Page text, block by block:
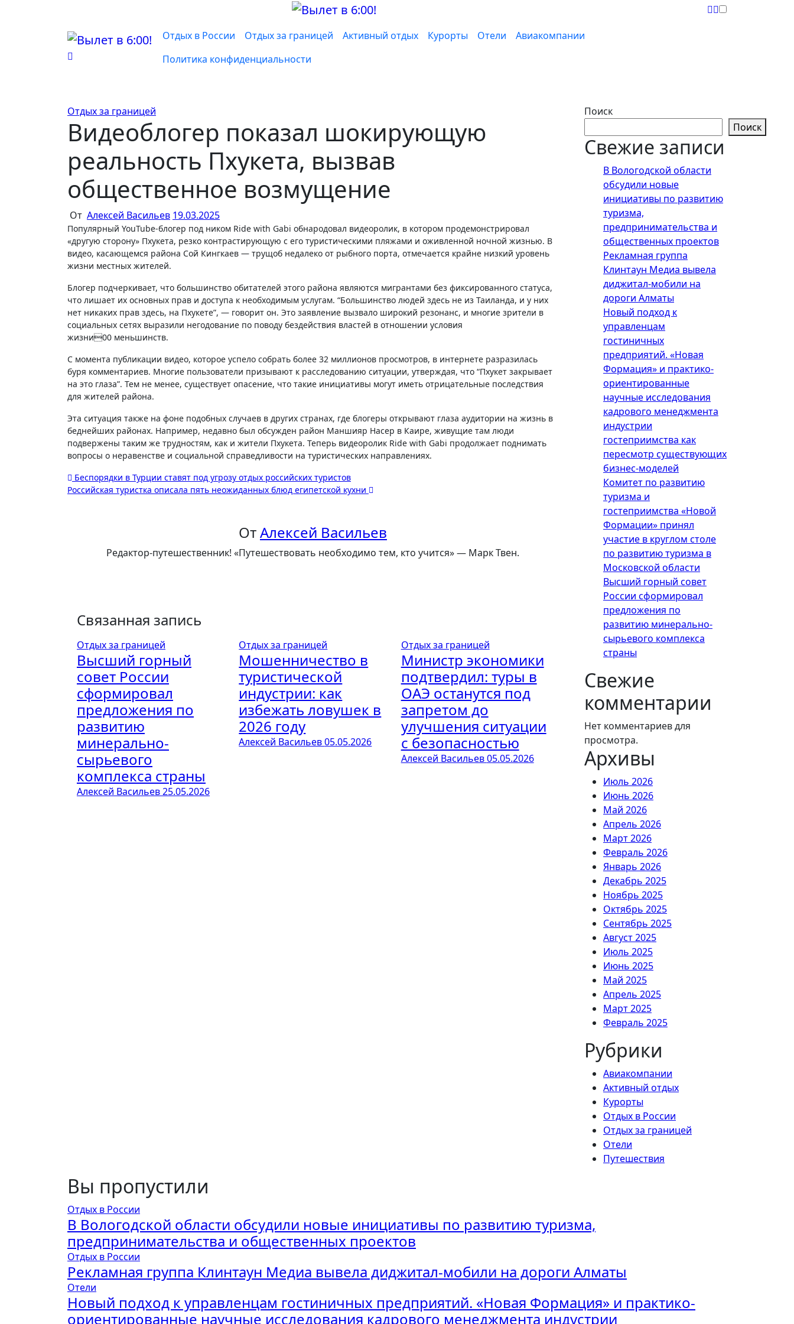
Отдых в России Отдых за границей Активный отдых Курорты Отели
Авиакомпании
Политика конфиденциальности
Отдых за границей
Видеоблогер показал шокирующую
реальность Пхукета, вызвав
общественное возмущение
От Алексей Васильев 19.03.2025
Популярный YouTube-блогер под ником Ride with Gabi обнародовал видеоролик, в котором продемонстрировал
«другую сторону» Пхукета, резко контрастирующую с его туристическими пляжами и оживленной ночной жизнью. В
видео, касающемся района Сой Кингкаев — трущоб недалеко от рыбного порта, отмечается крайне низкий уровень
жизни местных жителей.
Блогер подчеркивает, что большинство обитателей этого района являются мигрантами без фиксированного статуса,
что лишает их основных прав и доступа к необходимым услугам. “Большинство людей здесь не из Таиланда, и у них
нет никаких прав здесь, на Пхукете”, — говорит он. Это заявление вызвало широкий резонанс, и многие зрители в
социальных сетях выразили негодование по поводу бездействия властей в отношении условия
жизни00 меньшинств.
С момента публикации видео, которое успело собрать более 32 миллионов просмотров, в интернете разразилась
буря комментариев. Многие пользователи призывают к расследованию ситуации, утверждая, что “Пхукет закрывает
на это глаза”. Тем не менее, существует опасение, что такие инициативы могут иметь отрицательные последствия
для жителей района.
Эта ситуация также на фоне подобных случаев в других странах, где блогеры открывают глаза аудитории на жизнь в
беднейших районах. Например, недавно был обсужден район Маншияр Насер в Каире, живущие там люди
подвержены таким же трудностям, как и жители Пхукета. Теперь видеоролик Ride with Gabi продолжает поднимать
вопросы о неравенстве и социальной справедливости на туристических направлениях.
Навигация
Беспорядки в Турции ставят под угрозу отдых российских туристов
Российская туристка описала пять неожиданных блюд египетской кухни
ОтАлексей Васильев
Редактор-путешественник! «Путешествовать необходимо тем, кто учится» — Марк Твен.
Связанная запись
Отдых за границей
Высший горный
совет России
сформировал
предложения по
развитию
минерально-
сырьевого
комплекса страны
Алексей Васильев25.05.2026
Отдых за границей
Мошенничество в
туристической
индустрии: как
избежать ловушек в
2026 году
Алексей Васильев05.05.2026
Отдых за границей
Министр экономики
подтвердил: туры в
ОАЭ останутся под
запретом до
улучшения ситуации
с безопасностью
Алексей Васильев05.05.2026
Поиск
Поиск
Свежие записи
В Вологодской области
обсудили новые
инициативы по развитию
туризма,
предпринимательства и
общественных проектов
Рекламная группа
Клинтаун Медиа вывела
диджитал-мобили на
дороги Алматы
Новый подход к
управленцам
гостиничных
предприятий. «Новая
Формация» и практико-
ориентированные
научные исследования
кадрового менеджмента
индустрии
гостеприимства как
пересмотр существующих
бизнес-моделей
Комитет по развитию
туризма и
гостеприимства «Новой
Формации» принял
участие в круглом столе
по развитию туризма в
Московской области
Высший горный совет
России сформировал
предложения по
развитию минерально-
сырьевого комплекса
страны
Свежие
комментарии
Нет комментариев для
просмотра.
Архивы
Июль 2026
Июнь 2026
Май 2026
Апрель 2026
Март 2026
Февраль 2026
Январь 2026
Декабрь 2025
Ноябрь 2025
Октябрь 2025
Сентябрь 2025
Август 2025
Июль 2025
Июнь 2025
Май 2025
Апрель 2025
Март 2025
Февраль 2025
Рубрики
Авиакомпании
Активный отдых
Курорты
Отдых в России
Отдых за границей
Отели
Путешествия
Вы пропустили
Отдых в России
В Вологодской области обсудили новые инициативы по развитию туризма,
предпринимательства и общественных проектов
Отдых в России
Рекламная группа Клинтаун Медиа вывела диджитал-мобили на дороги Алматы
Отели
Новый подход к управленцам гостиничных предприятий. «Новая Формация» и практико-
ориентированные научные исследования кадрового менеджмента индустрии